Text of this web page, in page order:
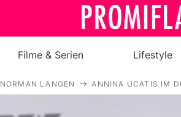
Royals
Filme & Serien Lifestyle
NORMAN LANGEN ANNINA UCATIS IM